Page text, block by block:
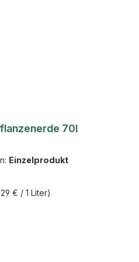
Bewertung von 5 von 5 Sternen
70l
Einzelprodukt
€ / 1 Liter)